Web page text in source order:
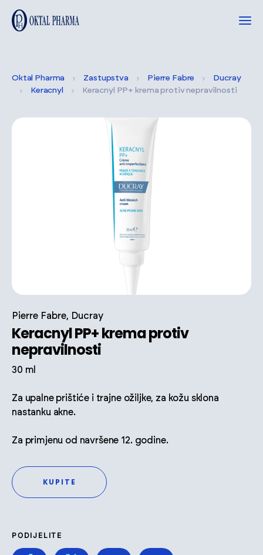
Oktal Pharma Zastupstva Pierre Fabre
Ducray
Keracnyl
Keracnyl PP+ krema protiv nepravilnosti
Pierre Fabre, Ducray
Keracnyl PP+ krema protiv
nepravilnosti
30 ml
Za upalne prištiće i trajne ožiljke, za kožu sklona
nastanku akne.
Za primjenu od navršene 12. godine.
KUPITE
PODIJELITE